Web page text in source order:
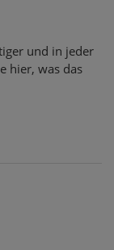
und in jeder
hier, was das